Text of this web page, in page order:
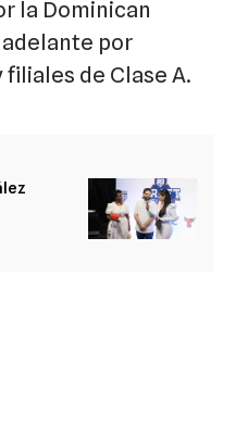
la Dominican
adelante por
de Clase A.